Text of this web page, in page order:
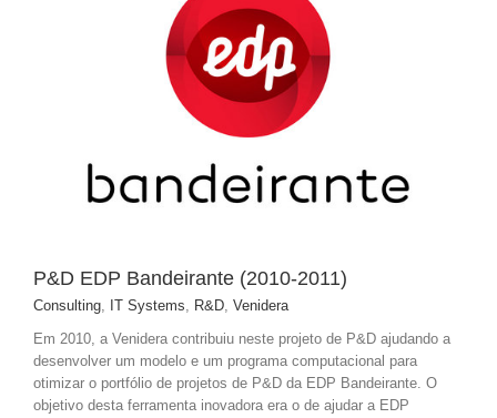
P&D EDP Bandeirante (2010-2011)
Consulting, IT Systems, R&D, Venidera
Em 2010, a Venidera contribuiu neste projeto de P&D ajudando a
desenvolver um modelo e um programa computacional para
otimizar o portfólio de projetos de P&D da EDP Bandeirante. O
objetivo desta ferramenta inovadora era o de ajudar a EDP